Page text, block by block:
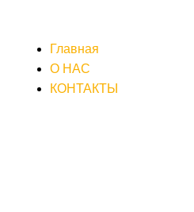
Главная
О НАС
КОНТАКТЫ